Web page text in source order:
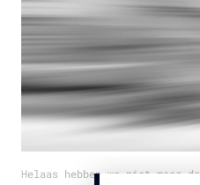
Helaas hebben we niet meer